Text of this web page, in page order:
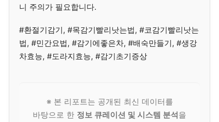
니 주의가 필요합니다.
#환절기감기, #목감기빨리낫는법, #코감기빨리낫는
법, #민간요법, #감기에좋은차, #배숙만들기, #생강
차효능, #도라지효능, #감기초기증상
※ 본 리포트는 공개된 최신 데이터를
바탕으로 한 정보 큐레이션 및 시스템 분석을